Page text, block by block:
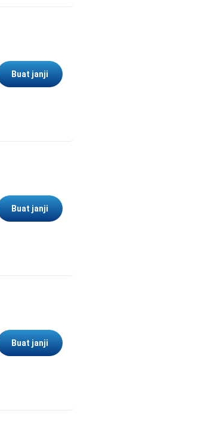
Buat janji
Buat janji
Buat janji